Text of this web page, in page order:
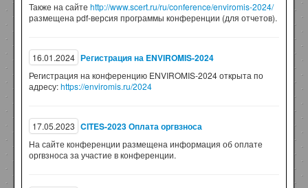
Также на сайте http://www.scert.ru/ru/conference/enviromis-2024/
размещена pdf-версия программы конференции (для отчетов).
16.01.2024 Регистрация на ENVIROMIS-2024
Регистрация на конференцию ENVIROMIS-2024 открыта по
адресу:https://enviromis.ru/2024
17.05.2023 CITES-2023 Оплата оргвзноса
На сайте конференции размещена информация об оплате
оргвзноса за участие в конференции.